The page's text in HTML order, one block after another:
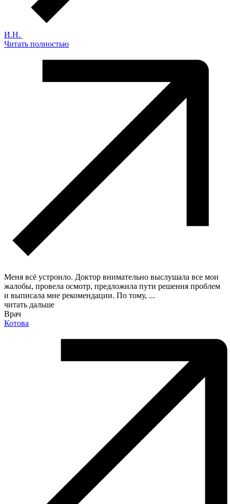
И.Н.
Читать полностью
Меня всё устроило. Доктор внимательно выслушала все мои
жалобы, провела осмотр, предложила пути решения проблем
и выписала мне рекомендации. По тому, ...
читать дальше
Врач
Котова